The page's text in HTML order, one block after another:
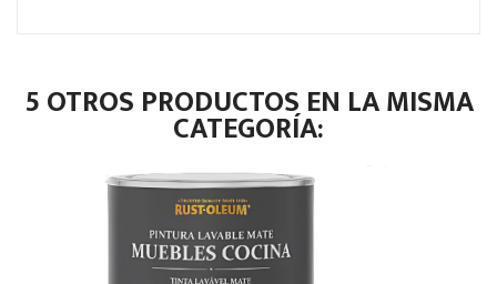
5 OTROS PRODUCTOS EN LA MISMA
CATEGORÍA: